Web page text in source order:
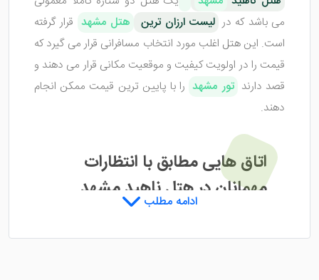
می باشد که در لیست ارزان ترین هتل مشهد قرار گرفته
است. این هتل اغلب مورد انتخاب مسافرانی قرار می گیرد که
قیمت را در اولویت کیفیت و موقعیت مکانی قرار می دهند و
قصد دارند تور مشهد را با پایین ترین قیمت ممکن انجام
دهند.
اتاق هایی مطابق با انتظارات
مهمانان در هتل ناهید مشهد
هتل ناهید مشهد دارای اتاق‌های متعدد و متنوع است.
ادامه مطلب